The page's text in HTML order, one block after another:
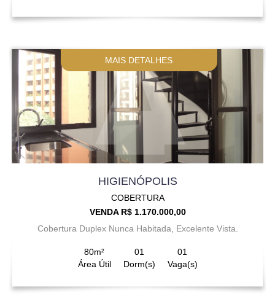
MAIS DETALHES
HIGIENÓPOLIS
COBERTURA
VENDA R$ 1.170.000,00
Cobertura Duplex Nunca Habitada, Excelente Vista.
80m²
Área Útil
01
Dorm(s)
01
Vaga(s)